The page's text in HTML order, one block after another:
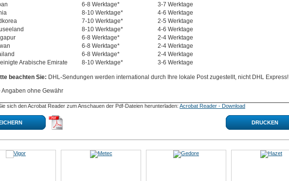
6-8 Werktage*
3-7 Werktage
8-10 Werktage*
4-6 Werktage
7-10 Werktage*
2-5 Werktage
8-10 Werktage*
4-6 Werktage
6-8 Werktage*
2-4 Werktage
6-8 Werktage*
2-4 Werktage
6-8 Werktage*
2-4 Werktage
Arabische Emirate
8-10 Werktage* 3-6 Werktage
beachten Sie: DHL-Sendungen werden international durch Ihre lokale Post zugestellt, nicht DHL Express!
Angaben ohne Gewähr
sich den Acrobat Reader zum Anschauen der Pdf-Dateien herunterladen: Acrobat Reader - Download
DRUCKEN